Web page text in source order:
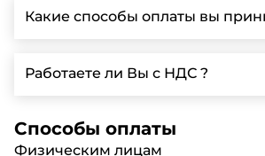
Ленинградской области, у нас
автопарк, для обеспечения
Какие способы оплаты вы
включая наличные, банковские
кредитные карты. Подробную
Работаете ли Вы с НДС ?
налогообложения, т.е с НДС 20%
Способы оплаты
Физическим лицам